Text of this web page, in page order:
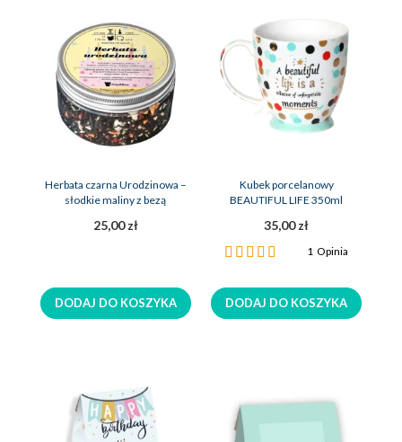
Herbata czarna Urodzinowa –
słodkie maliny z bezą
25,00 zł
DODAJ DO KOSZYKA
Kubek porcelanowy
BEAUTIFUL LIFE 350ml
35,00 zł
Ocena:
1Opinia
DODAJ DO KOSZYKA